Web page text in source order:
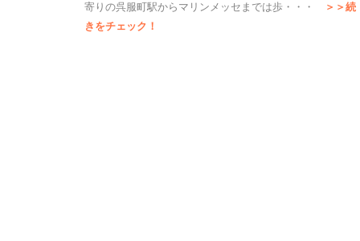
寄りの呉服町駅からマリンメッセまでは歩・・・
＞＞続
きをチェック！